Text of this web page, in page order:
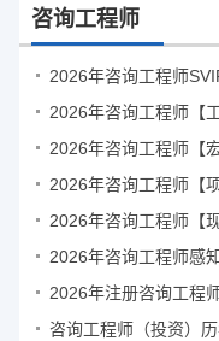
咨询工程师
2026年咨询工程师
2026年咨询工程师【
2026年咨询工程师【
2026年注册咨询工程
咨询工程师（投资）